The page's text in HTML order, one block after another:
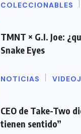
COLECCIONABLES
TMNT × G.I. Joe:
Snake Eyes
NOTICIAS
CEO de Take-Two
tienen sentido”